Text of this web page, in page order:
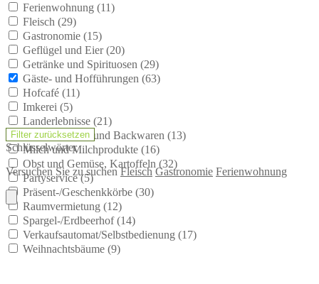
Ferienwohnung (11)
Fleisch (29)
Gastronomie (15)
Geflügel und Eier (20)
Getränke und Spirituosen (29)
Gäste- und Hofführungen (63)
Hofcafé (11)
Imkerei (5)
Landerlebnisse (21)
Mehl, Getreide und Backwaren (13)
Milch und Milchprodukte (16)
Obst und Gemüse, Kartoffeln (32)
Partyservice (5)
Präsent-/Geschenkkörbe (30)
Raumvermietung (12)
Spargel-/Erdbeerhof (14)
Verkaufsautomat/Selbstbedienung (17)
Weihnachtsbäume (9)
Schlüsselwörter
Versuchen Sie zu suchenFleisch Gastronomie Ferienwohnung